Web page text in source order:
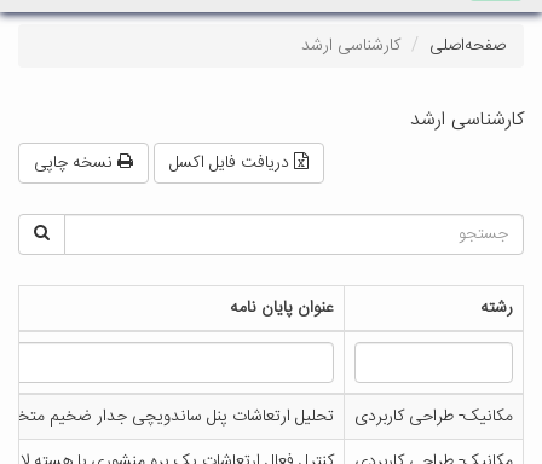
صفحه‌اصلی کارشناسی ارشد
کارشناسی ارشد
دریافت فایل اکسل نسخه چاپی
رشته عنوان پایان نامه
مکانیک- طراحی کاربردی
تحلیل ارتعاشات پنل ساندویچی جدار ضخیم